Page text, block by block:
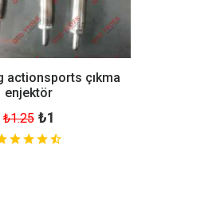
actionsports çıkma
enjektör
₺1.25 ₺1